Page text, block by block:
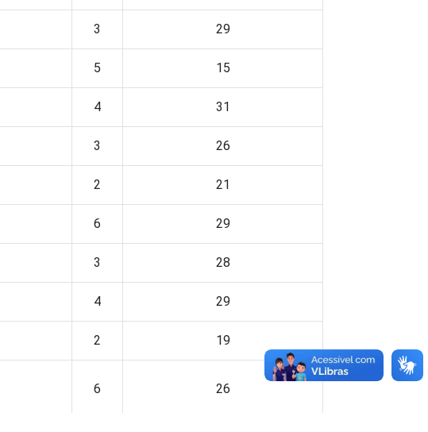
3 29
5 15
4 31
3 26
2 21
6 29
3 28
4 29
2 19
6 26